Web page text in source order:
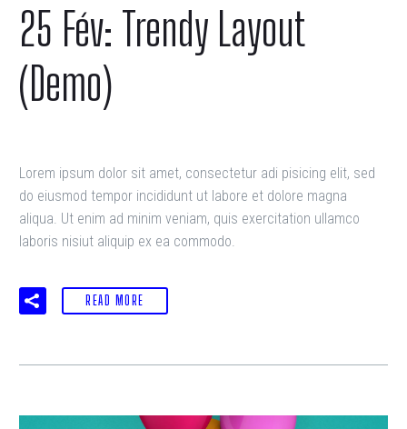
25 Fév: Trendy Layout
(Demo)
Lorem ipsum dolor sit amet, consectetur adi pisicing elit, sed
do eiusmod tempor incididunt ut labore et dolore magna
aliqua. Ut enim ad minim veniam, quis exercitation ullamco
laboris nisiut aliquip ex ea commodo.
READ MORE